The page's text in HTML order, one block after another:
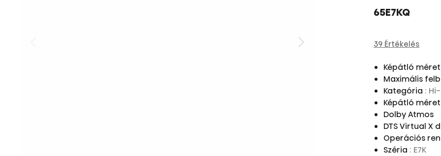
65E7KQ
39 Értékelés
Képátló
Maximális
Kategória :
Képátló
Dolby Atmos
DTS Virtual X
Operációs
Széria : E7K